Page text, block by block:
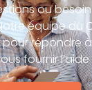
ou
équipe du
répondre
fournir l’aide